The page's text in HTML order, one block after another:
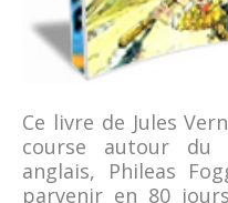
Ce livre de Jules
course autour du
anglais, Phileas
parvenir en 80